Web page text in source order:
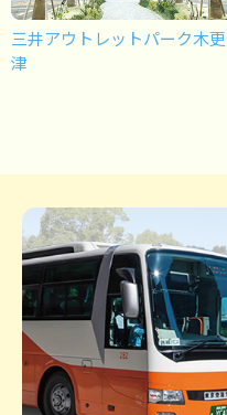
三井アウトレットパーク木更
津